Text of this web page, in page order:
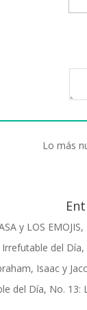
Lo más
y LOS
del Día,
Isaac y
del Día, No. 13: